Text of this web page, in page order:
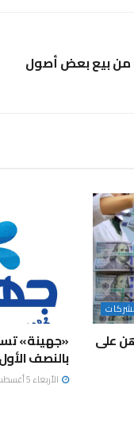
من بيع بعض أصول
على
بالنصف الأول
الأربعاء 5 أغسطس 2026